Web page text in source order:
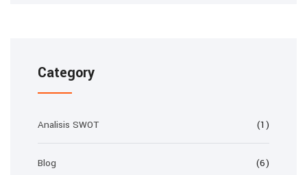
Category
Analisis SWOT (1)
Blog (6)